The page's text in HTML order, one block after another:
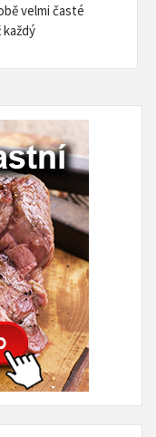
velmi časté